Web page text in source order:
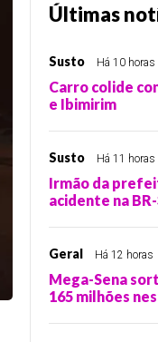
Últimas
Susto Há 10 horas
Carro colide
e Ibimirim
Susto Há 11 horas
Irmão da
acidente na
Geral Há 12 horas
Mega-Sena
165 milhões